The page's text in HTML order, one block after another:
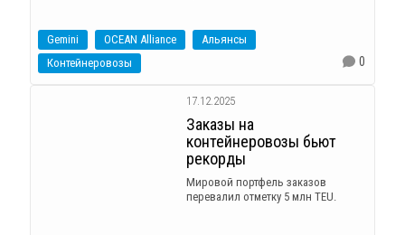
Gemini OCEAN Alliance
Альянсы
Контейнеровозы
0
17.12.2025
Заказы на
контейнеровозы бьют
рекорды
Мировой портфель заказов
перевалил отметку 5 млн TEU.